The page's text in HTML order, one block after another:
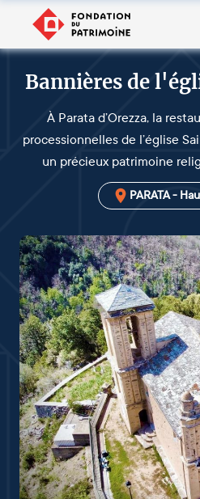
Bannières de
À Parata d’Orezza, la
processionnelles de l’église
un précieux patrimoine
PARATA -